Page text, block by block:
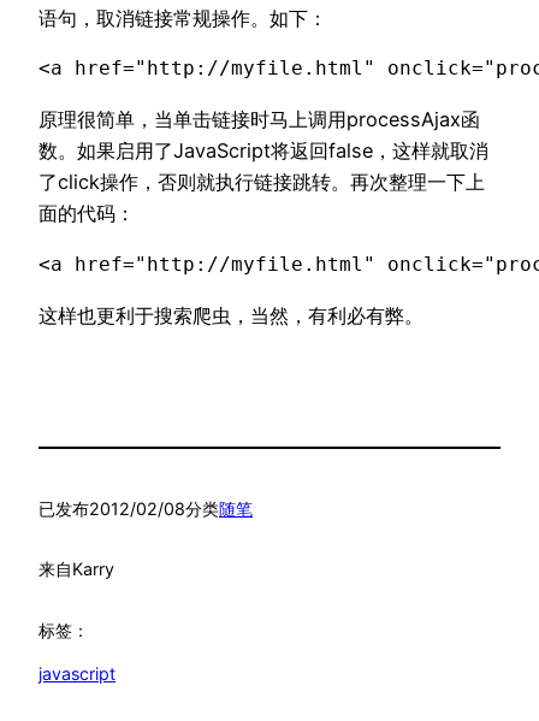
语句，取消链接常规操作。如下：
<a href="http://myfile.html"
原理很简单，当单击链接时马上调用processAjax函
数。如果启用了JavaScript将返回false，这样就取消
了click操作，否则就执行链接跳转。再次整理一下上
面的代码：
<a href="http://myfile.html"
这样也更利于搜索爬虫，当然，有利必有弊。
已发布2012/02/08分类随笔
来自Karry
标签：
javascript